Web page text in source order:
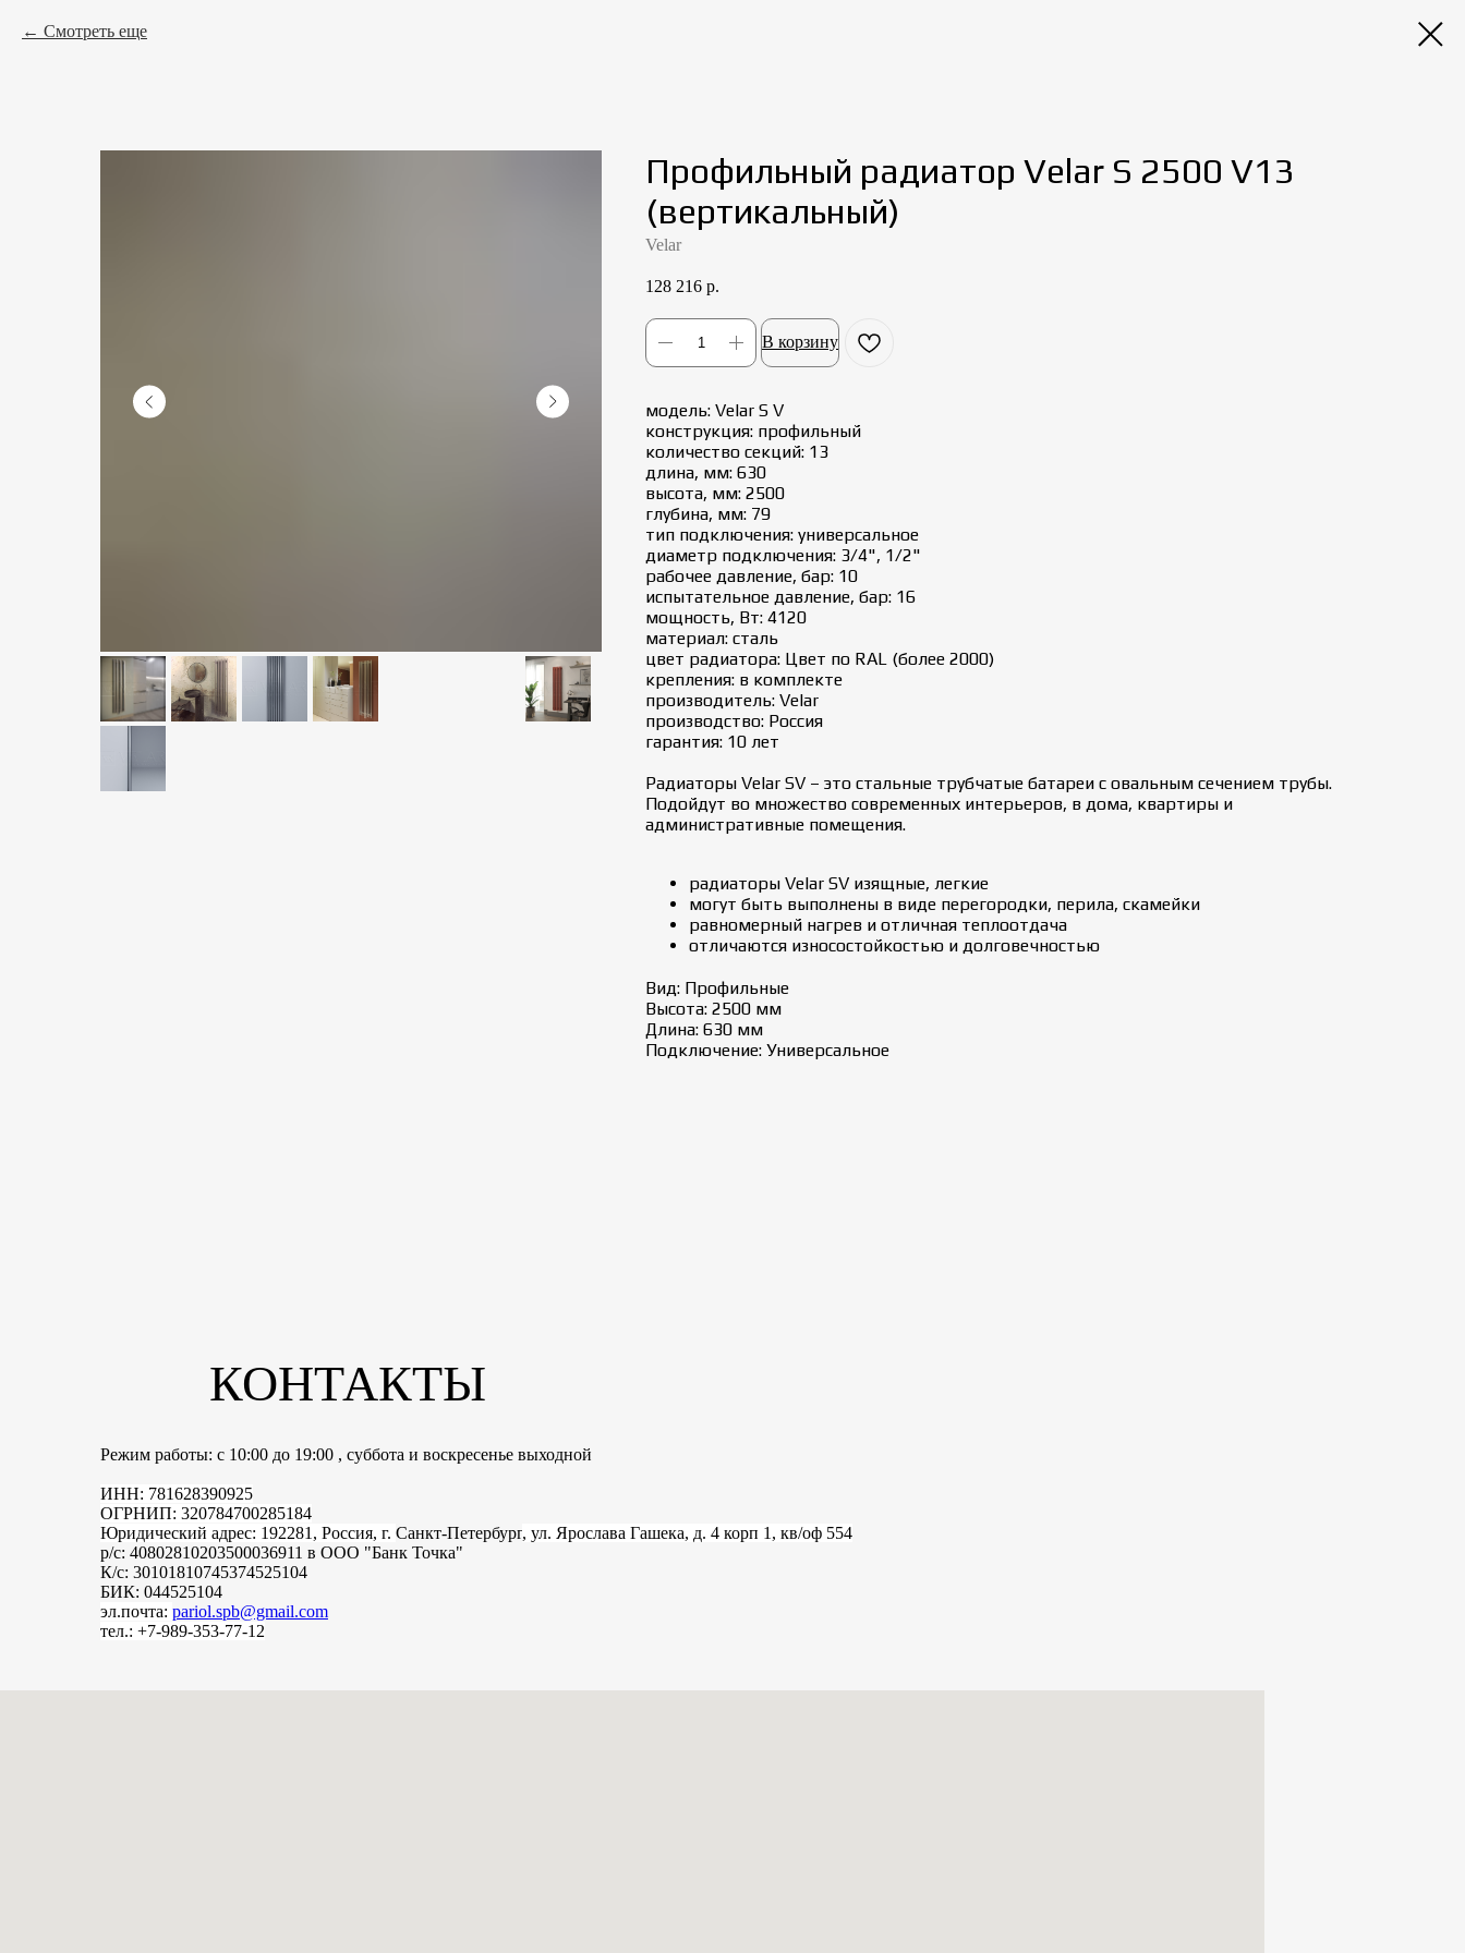
Смотреть еще
Профильный радиатор Velar S 2500 V13
(вертикальный)
Velar
128 216 р.
В корзину
модель: Velar S V
конструкция: профильный
количество секций: 13
длина, мм: 630
высота, мм: 2500
глубина, мм: 79
тип подключения: универсальное
диаметр подключения: 3/4", 1/2"
рабочее давление, бар: 10
испытательное давление, бар: 16
мощность, Вт: 4120
материал: сталь
цвет радиатора: Цвет по RAL (более 2000)
крепления: в комплекте
производитель: Velar
производство: Россия
гарантия: 10 лет
Радиаторы Velar SV – это стальные трубчатые батареи с овальным сечением трубы.
Подойдут во множество современных интерьеров, в дома, квартиры и
административные помещения.
радиаторы Velar SV изящные, легкие
могут быть выполнены в виде перегородки, перила, скамейки
равномерный нагрев и отличная теплоотдача
отличаются износостойкостью и долговечностью
Вид: Профильные
Высота: 2500 мм
Длина: 630 мм
Подключение: Универсальное
КОНТАКТЫ
Режим работы: с 10:00 до 19:00 , суббота и воскресенье выходной
ИНН: 781628390925
ОГРНИП: 320784700285184
Юридический адрес: 192281, Россия, г. Санкт-Петербург, ул. Ярослава Гашека, д. 4 корп 1, кв/оф 554
р/с: 40802810203500036911 в ООО "Банк Точка"
К/с: 30101810745374525104
БИК: 044525104
эл.почта: pariol.spb@gmail.com
тел.: +7-989-353-77-12